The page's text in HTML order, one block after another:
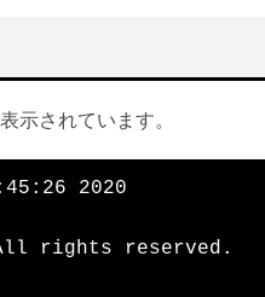
示されています。
2020
rights reserved.